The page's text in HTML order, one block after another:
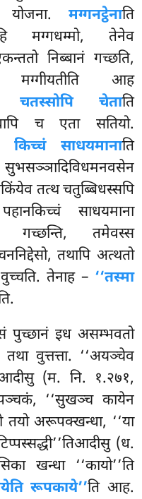
योजना. मग्गनट्ठेनाति
हि मग्गधम्मो, तेनेव
निब्बानं गच्छति,
आह
चतस्सोपि चेताति
च एता सतियो.
किच्चं साधयमानाति
तत्थ चतुब्बिधस्सपि
साधयमाना
गच्छन्ति, तमेवस्स
तथापि अत्थतो
तेनाह – ‘‘तस्मा
पुच्छानं इध असम्भवतो
वुत्तत्ता. ‘‘अयञ्चेव
(म. नि. १.२७१,
‘‘सुखञ्च कायेन
तयो अरूपक्खन्धा, ‘‘या
(ध.
खन्धा ‘‘कायो’’ति
रूपकाये’’ति आह.